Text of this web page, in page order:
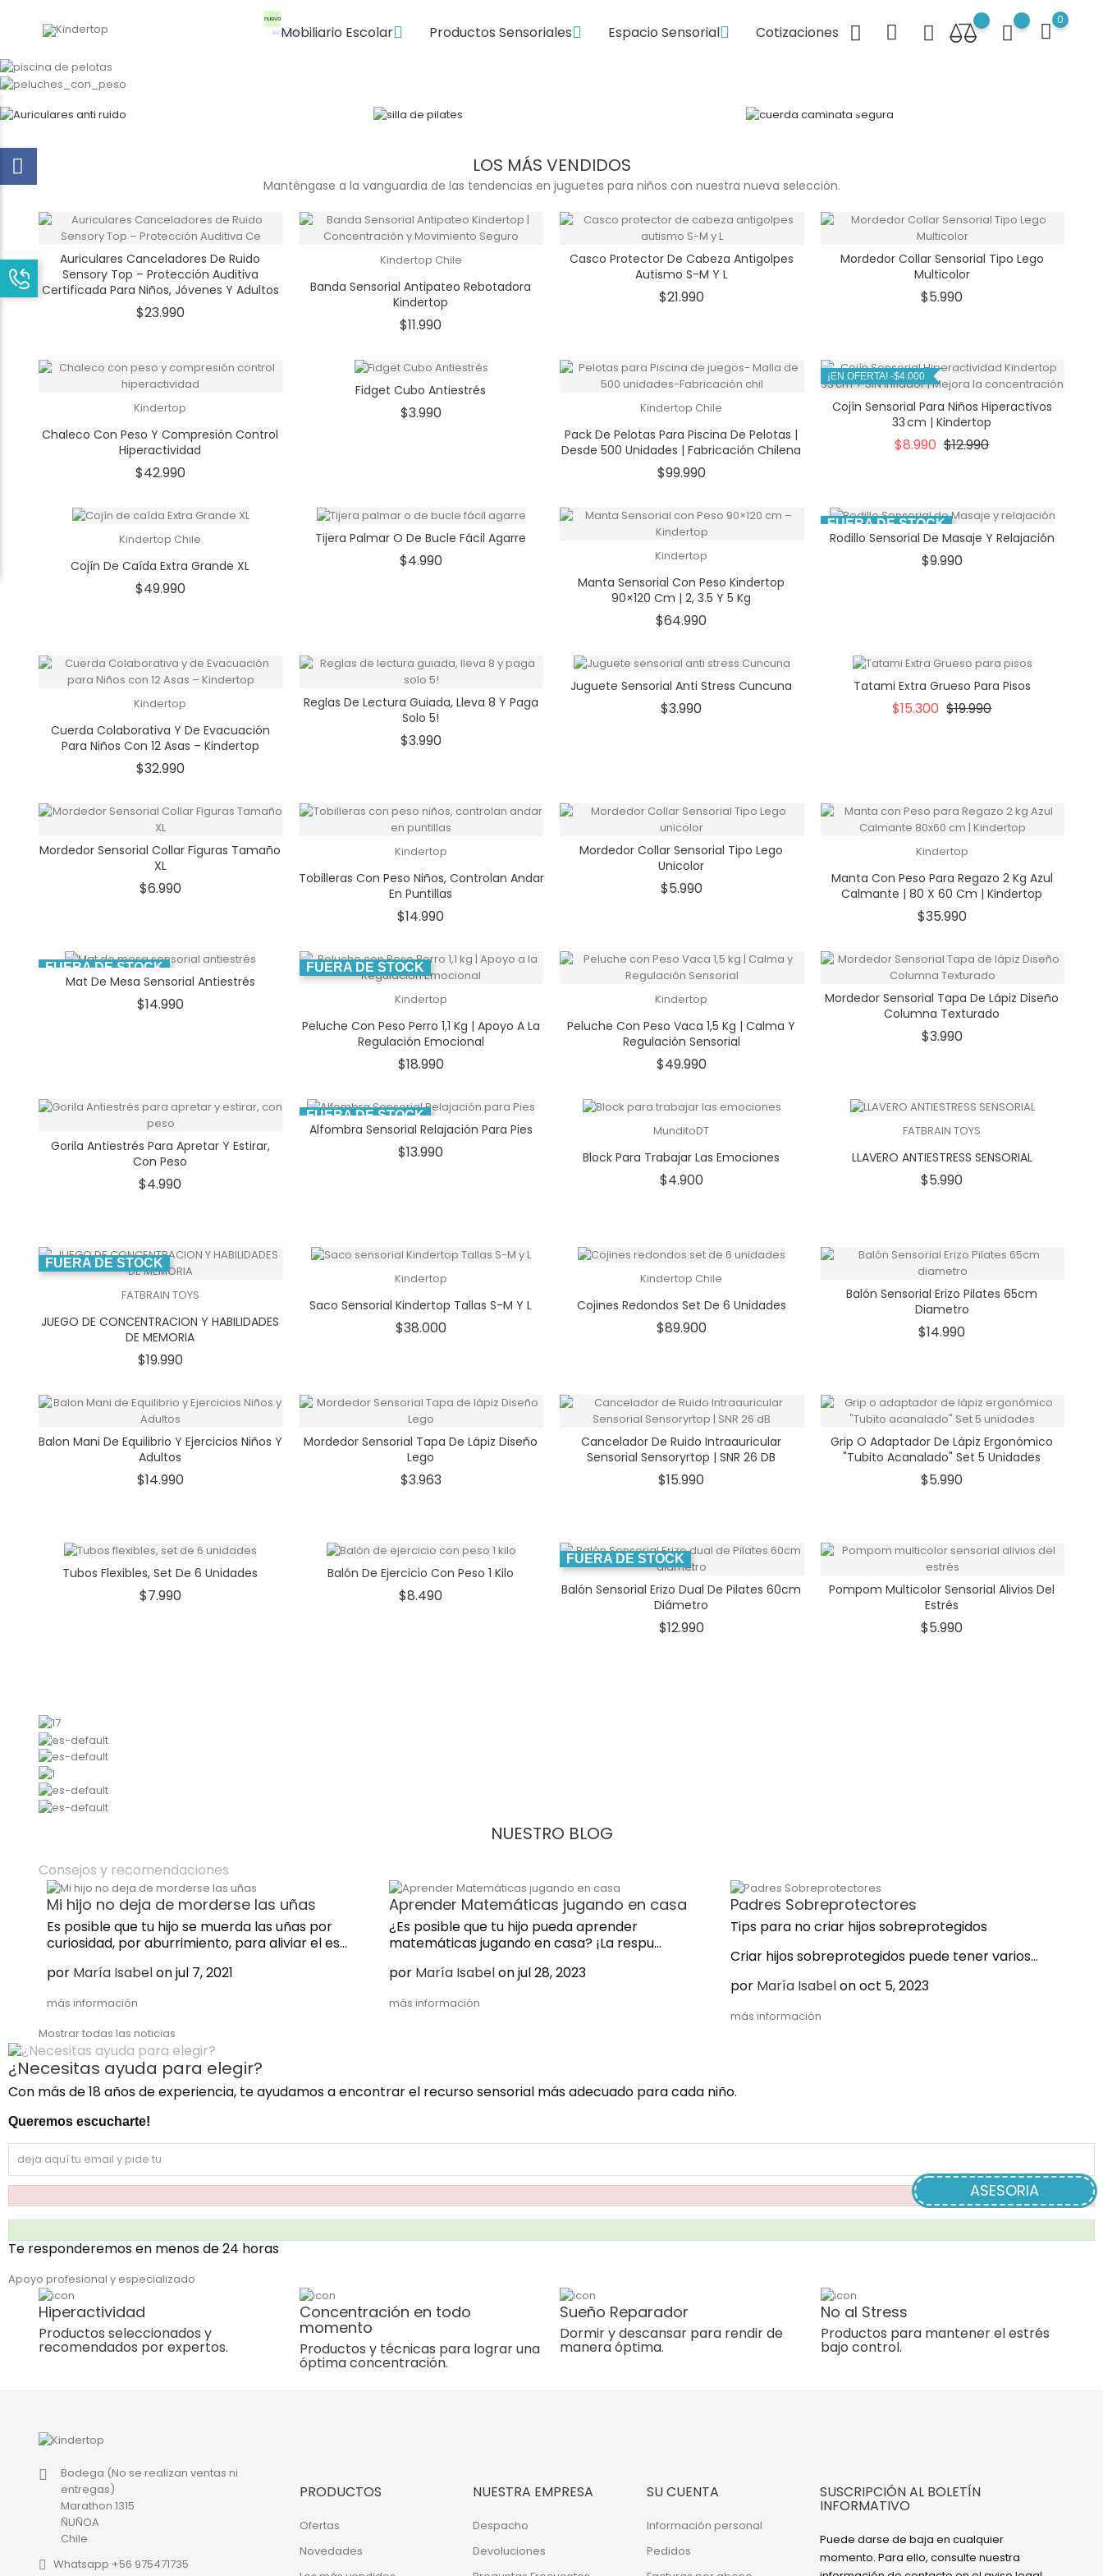
0
nuevo
local_offer
Mobiliario Escolar Productos Sensoriales Espacio Sensorial Cotizaciones
Auriculares sensoriales
LOS MÁS VENDIDOS
Manténgase a la vanguardia de las tendencias en juguetes para niños con nuestra nueva selección.
Auriculares Canceladores De Ruido
Sensory Top – Protección Auditiva
Certificada Para Niños, Jóvenes Y Adultos
$23.990Precio
Kindertop Chile
Banda Sensorial Antipateo Rebotadora
Kindertop
$11.990
Casco Protector De Cabeza Antigolpes
Autismo S-M Y L
$21.990Precio
Mordedor Collar Sensorial Tipo Lego
Multicolor
$5.990
Kindertop
Chaleco Con Peso Y Compresión Control
Hiperactividad
$42.990Precio
Fidget Cubo Antiestrés
$3.990Precio Kindertop Chile
Pack De Pelotas Para Piscina De Pelotas |
Desde 500 Unidades | Fabricación Chilena
$99.990Precio
¡EN OFERTA! -$4.000
Cojín Sensorial Para Niños Hiperactivos
33 Cm | Kindertop
$8.990 Precio
$12.990Precio
Kindertop Chile
Cojín De Caída Extra Grande XL
$49.990Precio
Tijera Palmar O De Bucle Fácil Agarre
$4.990Precio Kindertop
Manta Sensorial Con Peso Kindertop
90×120 Cm | 2, 3.5 Y 5 Kg
$64.990
FUERA DE STOCK
Rodillo Sensorial De Masaje Y Relajación
$9.990Precio
Kindertop
Cuerda Colaborativa Y De Evacuación
Para Niños Con 12 Asas – Kindertop
$32.990Precio
Reglas De Lectura Guiada, Lleva 8 Y Paga
Solo 5!
$3.990Precio
Juguete Sensorial Anti Stress Cuncuna
$3.990
Tatami Extra Grueso Para Pisos
$15.300 Precio
$19.990Precio
Mordedor Sensorial Collar Figuras Tamaño
XL
$6.990Precio
Kindertop
Tobilleras Con Peso Niños, Controlan Andar
En Puntillas
$14.990
Mordedor Collar Sensorial Tipo Lego
Unicolor
$5.990Precio
Kindertop
Manta Con Peso Para Regazo 2 Kg Azul
Calmante | 80 X 60 Cm | Kindertop
$35.990Precio
FUERA DE STOCK
Mat De Mesa Sensorial Antiestrés
$14.990Precio
FUERA DE STOCK
Kindertop
Peluche Con Peso Perro 1,1 Kg | Apoyo A La
Regulación Emocional
$18.990Precio
Kindertop
Peluche Con Peso Vaca 1,5 Kg | Calma Y
Regulación Sensorial
$49.990Precio
Mordedor Sensorial Tapa De Lápiz Diseño
Columna Texturado
$3.990Precio
Gorila Antiestrés Para Apretar Y Estirar,
Con Peso
$4.990
FUERA DE STOCK
Alfombra Sensorial Relajación Para Pies
$13.990
MunditoDT
Block Para Trabajar Las Emociones
$4.900Precio
FATBRAIN TOYS
LLAVERO ANTIESTRESS SENSORIAL
$5.990
FUERA DE STOCK
FATBRAIN TOYS
JUEGO DE CONCENTRACION Y HABILIDADES
DE MEMORIA
$19.990Precio
Kindertop
Saco Sensorial Kindertop Tallas S-M Y L
$38.000Precio
Kindertop Chile
Cojines Redondos Set De 6 Unidades
$89.900Precio
Balón Sensorial Erizo Pilates 65cm
Diametro
$14.990
Balon Mani De Equilibrio Y Ejercicios Niños Y
Adultos
$14.990Precio
Mordedor Sensorial Tapa De Lápiz Diseño
Lego
$3.963Precio
Cancelador De Ruido Intraauricular
Sensorial Sensoryrtop | SNR 26 DB
$15.990
Grip O Adaptador De Lápiz Ergonómico
"Tubito Acanalado" Set 5 Unidades
$5.990
Tubos Flexibles, Set De 6 Unidades
$7.990Precio
Balón De Ejercicio Con Peso 1 Kilo
$8.490
FUERA DE STOCK
Balón Sensorial Erizo Dual De Pilates 60cm
Diámetro
$12.990Precio
Pompom Multicolor Sensorial Alivios Del
Estrés
$5.990
NUESTRO BLOG
Consejos y recomendaciones
Mi hijo no deja de morderse las uñas
Es posible que tu hijo se muerda las uñas por
curiosidad, por aburrimiento, para aliviar el es...
por María Isabelon jul 7, 2021
más información
Aprender Matemáticas jugando en casa
¿Es posible que tu hijo puedaaprender
matemáticas jugandoen casa? ¡La respu...
por María Isabelon jul 28, 2023
más información
Padres Sobreprotectores
Tips para no criar hijos sobreprotegidos
Criar hijos sobreprotegidos puede tener varios...
por María Isabelon oct 5, 2023
más información
Mostrar todas las noticias
¿Necesitas ayuda para elegir?
Con más de18 años de experiencia, te ayudamos a encontrar el recurso sensorial más adecuado para cada niño.
Queremos escucharte!
ASESORIA
Te responderemos en menos de 24 horas
Apoyo profesional y especializado
Hiperactividad
Productos seleccionados y
recomendados por expertos.
Concentración en todo
momento
Productos y técnicas para lograr una
óptima concentración.
Sueño Reparador
Dormir y descansar para rendir de
manera óptima.
No al Stress
Productos para mantener el estrés
bajo control.
Bodega (No se realizan ventas ni
entregas)
Marathon 1315
ÑUÑOA
Chile
Whatsapp +56 975471735
PRODUCTOS
Ofertas
Novedades
NUESTRA EMPRESA
Despacho
Devoluciones
SU CUENTA
Información personal
Pedidos
SUSCRIPCIÓN AL BOLETÍN
INFORMATIVO
Puede darse de baja en cualquier
momento. Para ello, consulte nuestra